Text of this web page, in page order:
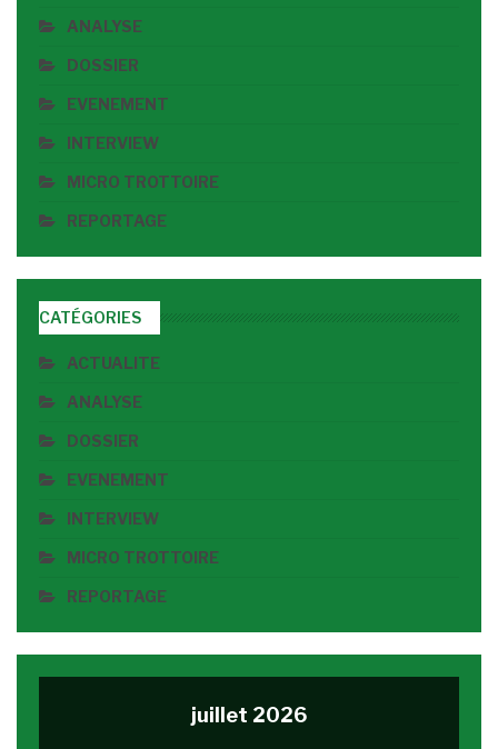
ANALYSE
DOSSIER
EVENEMENT
INTERVIEW
MICRO TROTTOIRE
REPORTAGE
CATÉGORIES
ACTUALITE
ANALYSE
DOSSIER
EVENEMENT
INTERVIEW
MICRO TROTTOIRE
REPORTAGE
juillet 2026